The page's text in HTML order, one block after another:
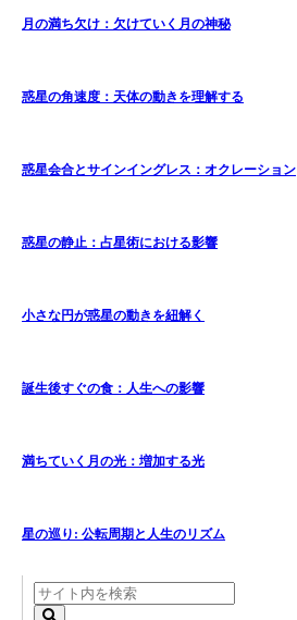
月の満ち欠け：欠けていく月の神秘
惑星の角速度：天体の動きを理解する
惑星会合とサインイングレス：オクレーション
惑星の静止：占星術における影響
小さな円が惑星の動きを紐解く
誕生後すぐの食：人生への影響
満ちていく月の光：増加する光
星の巡り: 公転周期と人生のリズム